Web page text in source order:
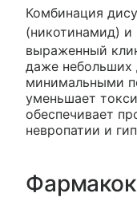
Комбинация
(никотинамид) и
выраженный
даже небольших
минимальными
уменьшает
обеспечивает
невропатии и